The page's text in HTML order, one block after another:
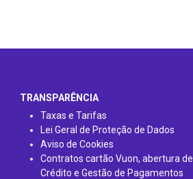
TRANSPARÊNCIA
Taxas e Tarifas
Lei Geral de Proteção de Dados
Aviso de Cookies
Contratos cartão Vuon, abertura de
Crédito e Gestão de Pagamentos